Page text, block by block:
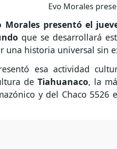
Evo Morales
Morales presentó el
que se desarrollará
una historia universal sin
esa actividad
de Tiahuanaco, la
y del Chaco